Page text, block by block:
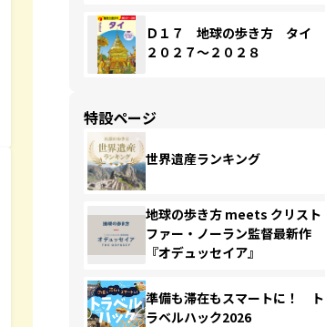
Ｄ１７ 地球の歩き方 タイ
２０２７～２０２８
特設ページ
世界遺産ランキング
地球の歩き方 meets クリスト
ファー・ノーラン監督最新作
『オデュッセイア』
準備も滞在もスマートに！ ト
ラベルハック2026